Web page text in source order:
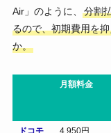
Air」のように、
分割
るので、初期費用を
か。
月額料金
ドコモ
4,950円